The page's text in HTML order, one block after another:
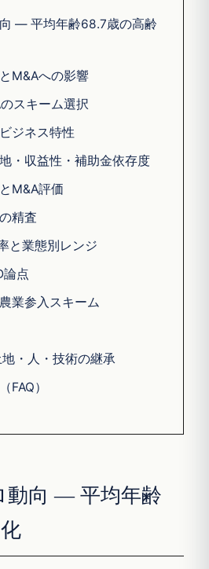
— 平均年齢68.7歳の高齢
M&Aへの影響
スキーム選択
ジネス特性
・収益性・補助金依存度
M&A評価
精査
と業態別レンジ
論点
業参入スキーム
・人・技術の継承
FAQ）
動向 — 平均年齢